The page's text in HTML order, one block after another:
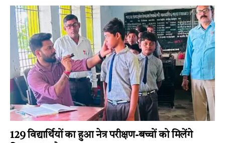
129 विद्यार्थियों का हुआ नेत्र परीक्षण-बच्चों को मिलेंगे